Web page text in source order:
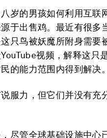
岁的男孩如何利用互联
于出售鸡。最近有很多
只鸟被妖魔所附身需要
视频，解释这只
的能力范围内得到解决。
服力，但它们并没有充
尽管全球基础设施中心